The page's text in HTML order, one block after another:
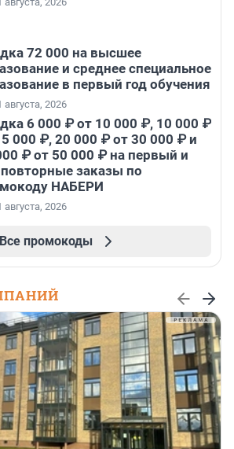
72 000 на высшее
и среднее специальное
в первый год обучения
августа, 2026
6 000 ₽ от 10 000 ₽, 10 000 ₽
000 ₽, 20 000 ₽ от 30 000 ₽ и
₽ от 50 000 ₽ на первый и
повторные заказы по
НАБЕРИ
августа, 2026
Все промокоды